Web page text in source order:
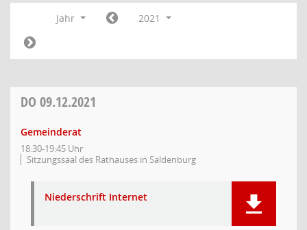
Jahr 2021
DO 09.12.2021
Gemeinderat
18:30-19:45 Uhr
Sitzungssaal des Rathauses in Saldenburg
Niederschrift Internet